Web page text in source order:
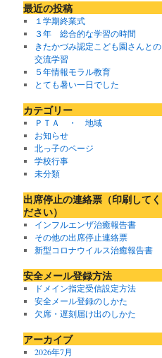
最近の投稿
１学期終業式
３年 総合的な学習の時間
きたかづみ認定こども園さんとの
交流学習
５年情報モラル教育
とても暑い一日でした
カテゴリー
ＰＴＡ ・ 地域
お知らせ
北っ子のページ
学校行事
未分類
出席停止の連絡票（印刷してく
ださい）
インフルエンザ治癒報告書
その他の出席停止連絡票
新型コロナウイルス治癒報告書
安全メール登録方法
ドメイン指定受信設定方法
安全メール登録のしかた
欠席・遅刻届け出のしかた
アーカイブ
2026年7月